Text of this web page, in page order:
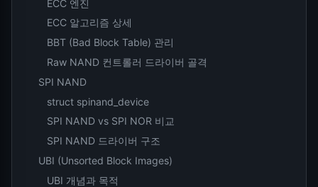
ECC 엔진
ECC 알고리즘 상세
BBT (Bad Block Table) 관리
Raw NAND 컨트롤러 드라이버 골격
SPI NAND
struct spinand_device
SPI NAND vs SPI NOR 비교
SPI NAND 드라이버 구조
UBI (Unsorted Block Images)
UBI 개념과 목적